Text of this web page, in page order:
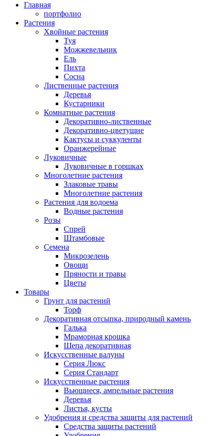
Главная
портфолио
Растения
Хвойные растения
Туя
Можжевельник
Ель
Пихта
Сосна
Лиственные растения
Деревья
Кустарники
Комнатные растения
Декоративно-лиственные
Декоративно-цветущие
Кактусы и суккуленты
Оранжерейные
Луковичные
Луковичные в горшках
Многолетние растения
Злаковые травы
Многолетние растения
Растения для водоема
Водные растения
Розы
Спрей
Штамбовые
Семена
Микрозелень
Овощи
Пряности и травы
Цветы
Товары
Грунт для растений
Торф
Декоративная отсыпка, природный камень
Галька
Мраморная крошка
Щепа декоративная
Искусственные валуны
Серия Люкс
Серия Стандарт
Искусственные растения
Вьющиеся, ампельные растения
Деревья
Листья, кусты
Удобрения и средства защиты для растений
Средства защиты растений